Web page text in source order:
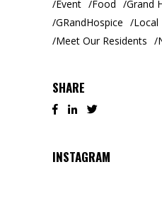
Event
Food
Grand
GRandHospice
Local
Meet Our Residents
SHARE
INSTAGRAM